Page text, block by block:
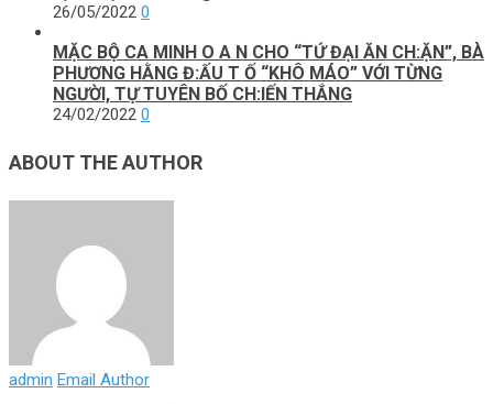
26/05/2022 0
MẶC BỘ CA MINH O A N CHO “TỨ ĐẠI ĂN CH:ẶN”, BÀ
PHƯƠNG HẰNG Đ:ẤU T Ố “KHÔ MÁO” VỚI TỪNG
NGƯỜI, TỰ TUYÊN BỐ CH:IẾN THẮNG
24/02/2022 0
ABOUT THE AUTHOR
admin Email Author